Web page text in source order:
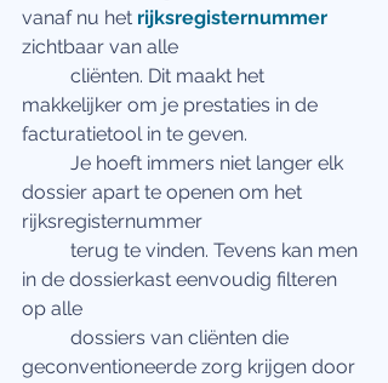
vanaf nu het rijksregisternummer
zichtbaar van alle
makkelijker om je prestaties in de
facturatietool in te geven.
dossier apart te openen om het
rijksregisternummer
in de dossierkast eenvoudig filteren
op alle
geconventioneerde zorg krijgen door